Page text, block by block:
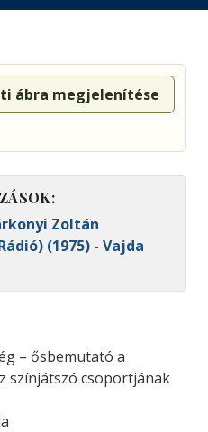
ábra megjelenítése
Zoltán
(1975) - Vajda
– ősbemutató a
színjátszó csoportjának